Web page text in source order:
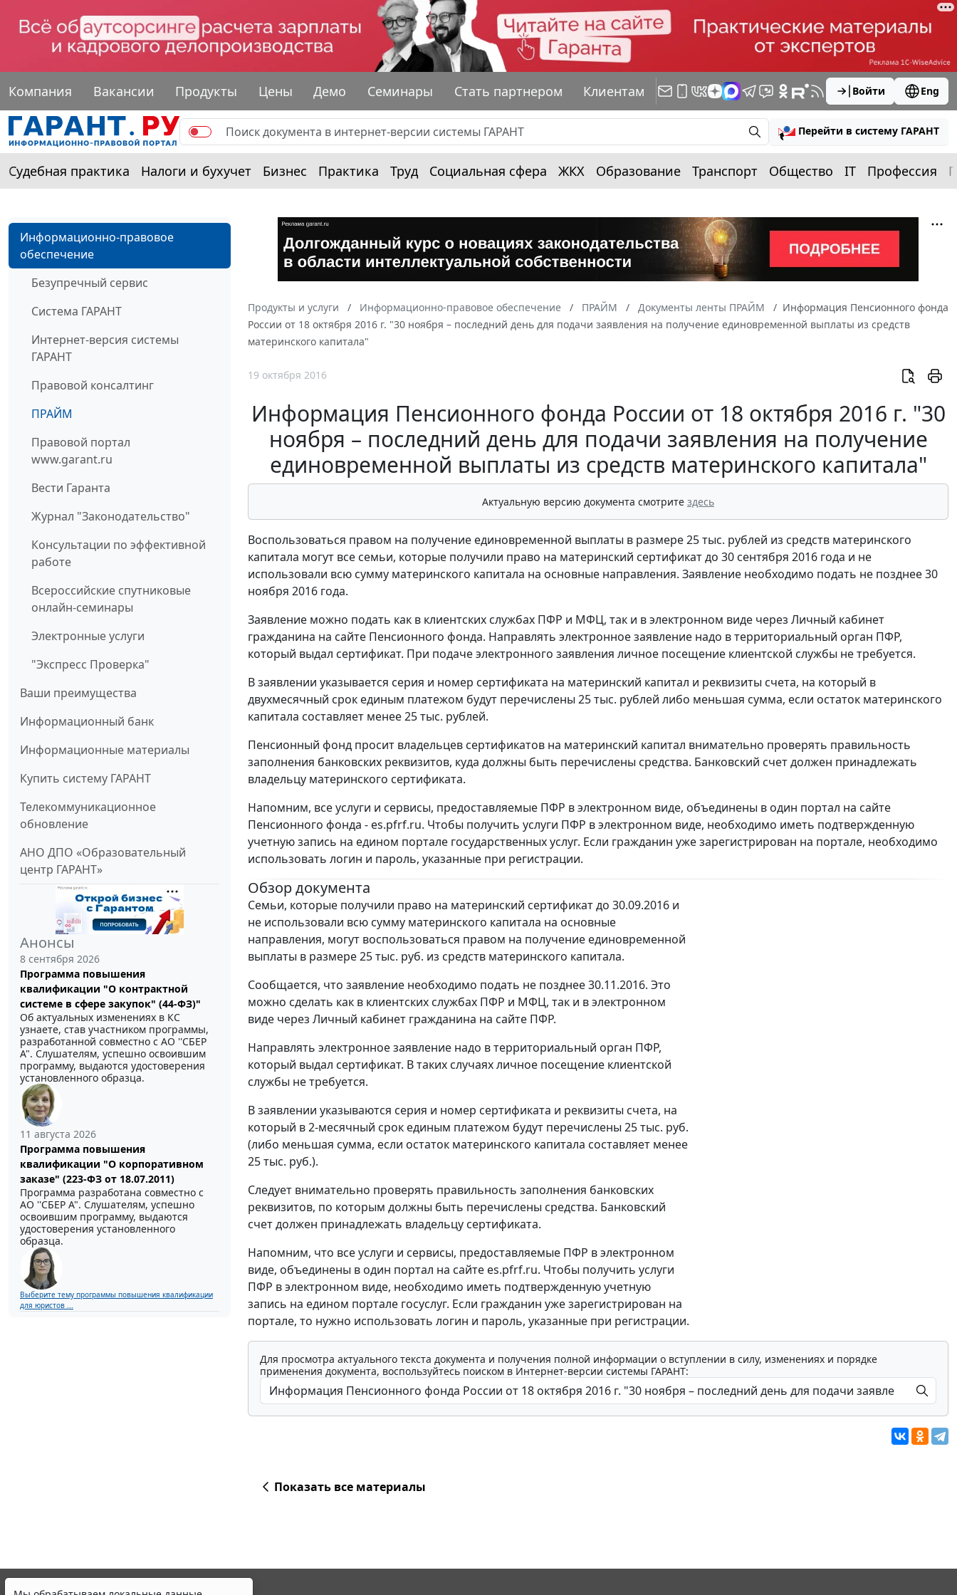
Компания Вакансии Продукты Цены Демо Семинары Стать партнером Клиентам Войти Eng
Перейти в систему ГАРАНТ
Судебная практика Налоги и бухучет Бизнес Практика Труд Социальная сфера ЖКХ Образование Транспорт Общество IT Профессия
Информационно-правовое
обеспечение
Безупречный сервис
Система ГАРАНТ
Интернет-версия системы
ГАРАНТ
Правовой консалтинг
ПРАЙМ
Правовой портал
www.garant.ru
Вести Гаранта
Журнал "Законодательство"
Консультации по эффективной
работе
Всероссийские спутниковые
онлайн-семинары
Электронные услуги
"Экспресс Проверка"
Ваши преимущества
Информационный банк
Информационные материалы
Купить систему ГАРАНТ
Телекоммуникационное
обновление
АНО ДПО «Образовательный
центр ГАРАНТ»
Анонсы
8 сентября 2026
Программа повышения
квалификации "О контрактной
системе в сфере закупок" (44-ФЗ)"
Об актуальных изменениях в КС
узнаете, став участником программы,
разработанной совместно с АО ''СБЕР
А". Слушателям, успешно освоившим
программу, выдаются удостоверения
установленного образца.
11 августа 2026
Программа повышения
квалификации "О корпоративном
заказе" (223-ФЗ от 18.07.2011)
Программа разработана совместно с
АО ''СБЕР А". Слушателям, успешно
освоившим программу, выдаются
удостоверения установленного
образца.
Выберите тему программы повышения квалификации
для юристов ...
Продукты и услуги Информационно-правовое обеспечение ПРАЙМ Документы ленты ПРАЙМ
Информация Пенсионного фонда
России от 18 октября 2016 г. "30 ноября – последний день для подачи заявления на получение единовременной выплаты из средств
материнского капитала"
19 октября 2016
Информация Пенсионного фонда России от 18 октября 2016 г. "30
ноября – последний день для подачи заявления на получение
единовременной выплаты из средств материнского капитала"
Актуальную версию документа смотрите здесь
Воспользоваться правом на получение единовременной выплаты в размере 25 тыс. рублей из средств материнского
капитала могут все семьи, которые получили право на материнский сертификат до 30 сентября 2016 года и не
использовали всю сумму материнского капитала на основные направления. Заявление необходимо подать не позднее 30
ноября 2016 года.
Заявление можно подать как в клиентских службах ПФР и МФЦ, так и в электронном виде через Личный кабинет
гражданина на сайте Пенсионного фонда. Направлять электронное заявление надо в территориальный орган ПФР,
который выдал сертификат. При подаче электронного заявления личное посещение клиентской службы не требуется.
В заявлении указывается серия и номер сертификата на материнский капитал и реквизиты счета, на который в
двухмесячный срок единым платежом будут перечислены 25 тыс. рублей либо меньшая сумма, если остаток материнского
капитала составляет менее 25 тыс. рублей.
Пенсионный фонд просит владельцев сертификатов на материнский капитал внимательно проверять правильность
заполнения банковских реквизитов, куда должны быть перечислены средства. Банковский счет должен принадлежать
владельцу материнского сертификата.
Напомним, все услуги и сервисы, предоставляемые ПФР в электронном виде, объединены в один портал на сайте
Пенсионного фонда - es.pfrf.ru. Чтобы получить услуги ПФР в электронном виде, необходимо иметь подтвержденную
учетную запись на едином портале государственных услуг. Если гражданин уже зарегистрирован на портале, необходимо
использовать логин и пароль, указанные при регистрации.
Обзор документа
Семьи, которые получили право на материнский сертификат до 30.09.2016 и
не использовали всю сумму материнского капитала на основные
направления, могут воспользоваться правом на получение единовременной
выплаты в размере 25 тыс. руб. из средств материнского капитала.
Сообщается, что заявление необходимо подать не позднее 30.11.2016. Это
можно сделать как в клиентских службах ПФР и МФЦ, так и в электронном
виде через Личный кабинет гражданина на сайте ПФР.
Направлять электронное заявление надо в территориальный орган ПФР,
который выдал сертификат. В таких случаях личное посещение клиентской
службы не требуется.
В заявлении указываются серия и номер сертификата и реквизиты счета, на
который в 2-месячный срок единым платежом будут перечислены 25 тыс. руб.
(либо меньшая сумма, если остаток материнского капитала составляет менее
25 тыс. руб.).
Следует внимательно проверять правильность заполнения банковских
реквизитов, по которым должны быть перечислены средства. Банковский
счет должен принадлежать владельцу сертификата.
Напомним, что все услуги и сервисы, предоставляемые ПФР в электронном
виде, объединены в один портал на сайте es.pfrf.ru. Чтобы получить услуги
ПФР в электронном виде, необходимо иметь подтвержденную учетную
запись на едином портале госуслуг. Если гражданин уже зарегистрирован на
портале, то нужно использовать логин и пароль, указанные при регистрации.
Для просмотра актуального текста документа и получения полной информации о вступлении в силу, изменениях и порядке
применения документа, воспользуйтесь поиском в Интернет-версии системы ГАРАНТ:
Показать все материалы